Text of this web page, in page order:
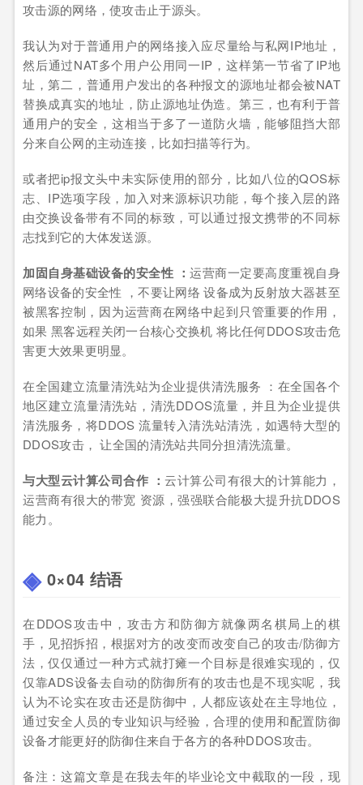
攻击源的网络，使攻击止于源头。
我认为对于普通用户的网络接入应尽量给与私网IP地址，
然后通过NAT多个用户公用同一IP，这样第一节省了IP地
址，第二，普通用户发出的各种报文的源地址都会被NAT
替换成真实的地址，防止源地址伪造。第三，也有利于普
通用户的安全，这相当于多了一道防火墙，能够阻挡大部
分来自公网的主动连接，比如扫描等行为。
或者把ip报文头中未实际使用的部分，比如八位的QOS标
志、IP选项字段，加入对来源标识功能，每个接入层的路
由交换设备带有不同的标致，可以通过报文携带的不同标
志找到它的大体发送源。
加固自身基础设备的安全性 ：运营商一定要高度重视自身
网络设备的安全性 ，不要让网络 设备成为反射放大器甚至
被黑客控制，因为运营商在网络中起到只管重要的作用，
如果 黑客远程关闭一台核心交换机 将比任何DDOS攻击危
害更大效果更明显。
在全国建立流量清洗站为企业提供清洗服务 ：在全国各个
地区建立流量清洗站，清洗DDOS流量，并且为企业提供
清洗服务，将DDOS 流量转入清洗站清洗，如遇特大型的
DDOS攻击， 让全国的清洗站共同分担清洗流量。
与大型云计算公司合作 ： 云计算公司有很大的计算能力，
运营商有很大的带宽 资源，强强联合能极大提升抗DDOS
能力。
0×04 结语
在DDOS攻击中，攻击方和防御方就像两名棋局上的棋
手，见招拆招，根据对方的改变而改变自己的攻击/防御方
法，仅仅通过一种方式就打瘫一个目标是很难实现的，仅
仅靠ADS设备去自动的防御所有的攻击也是不现实呢，我
认为不论实在攻击还是防御中，人都应该处在主导地位，
通过安全人员的专业知识与经验，合理的使用和配置防御
设备才能更好的防御住来自于各方的各种DDOS攻击。
备注：这篇文章是在我去年的毕业论文中截取的一段，现